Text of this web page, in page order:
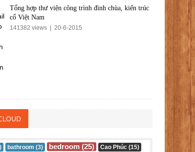
Tổng hợp thư viện công trình đình chùa, kiến trúc
cổ Việt Nam
141382 views | 20-6-2015
bathroom (3) bedroom (25)
Cao Phúc (15)